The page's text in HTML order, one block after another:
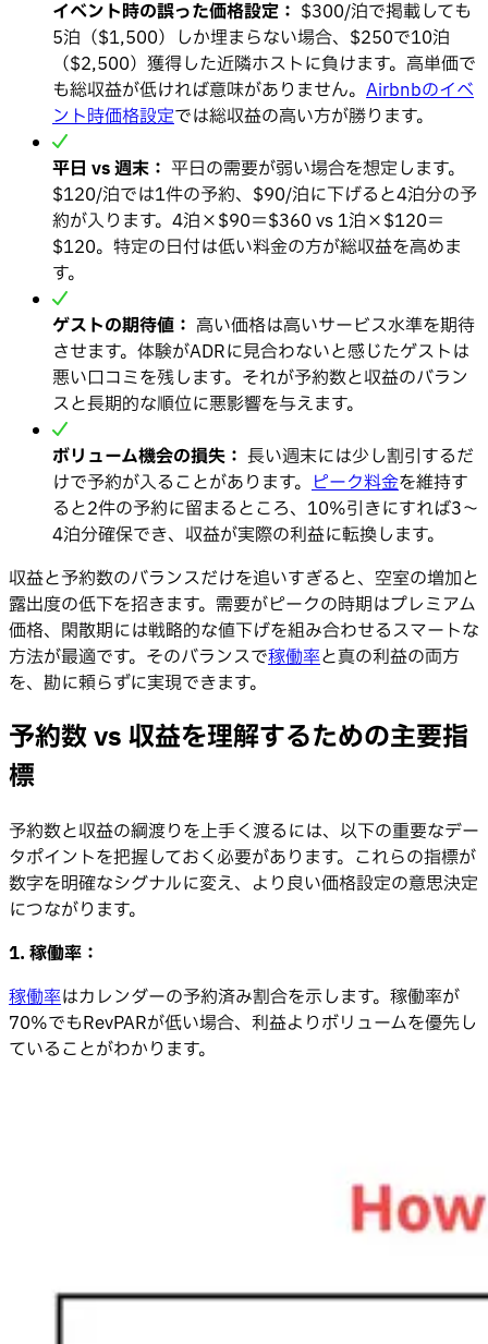
イベント時の誤った価格設定： $300/泊で掲載しても
5泊（$1,500）しか埋まらない場合、$250で10泊
（$2,500）獲得した近隣ホストに負けます。高単価で
も総収益が低ければ意味がありません。 Airbnbのイベ
ント時価格設定では総収益の高い方が勝ります。
平日 vs 週末： 平日の需要が弱い場合を想定します。
$120/泊では1件の予約、$90/泊に下げると4泊分の予
約が入ります。4泊×$90＝$360 vs 1泊×$120＝
$120。特定の日付は低い料金の方が総収益を高めま
す。
ゲストの期待値： 高い価格は高いサービス水準を期待
させます。体験がADRに見合わないと感じたゲストは
悪い口コミを残します。それが予約数と収益のバラン
スと長期的な順位に悪影響を与えます。
ボリューム機会の損失： 長い週末には少し割引するだ
けで予約が入ることがあります。 ピーク料金を維持す
ると2件の予約に留まるところ、10%引きにすれば3〜
4泊分確保でき、収益が実際の利益に転換します。
収益と予約数のバランスだけを追いすぎると、空室の増加と
露出度の低下を招きます。需要がピークの時期はプレミアム
価格、閑散期には戦略的な値下げを組み合わせるスマートな
方法が最適です。そのバランスで稼働率と真の利益の両方
を、勘に頼らずに実現できます。
予約数 vs 収益を理解するための主要指
標
予約数と収益の綱渡りを上手く渡るには、以下の重要なデー
タポイントを把握しておく必要があります。これらの指標が
数字を明確なシグナルに変え、より良い価格設定の意思決定
につながります。
1. 稼働率：
稼働率はカレンダーの予約済み割合を示します。稼働率が
70%でもRevPARが低い場合、利益よりボリュームを優先し
ていることがわかります。